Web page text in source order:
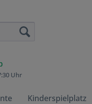
Uhr
Kinderspielplatz